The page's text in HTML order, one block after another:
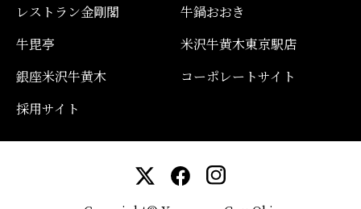
レストラン金剛閣
牛鍋おおき
牛毘亭
米沢牛黄木東京駅店
銀座米沢牛黄木
コーポレートサイト
採用サイト